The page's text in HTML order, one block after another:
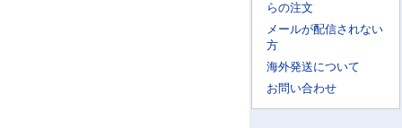
らの注文
メールが配信されない
方
海外発送について
お問い合わせ